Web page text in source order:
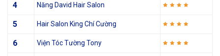
4 Năng David Hair Salon
5 Hair Salon King Chí Cường
6 Viện Tóc Tường Tony